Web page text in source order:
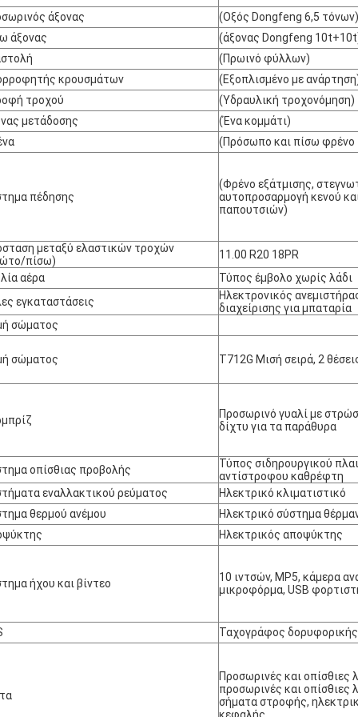
άξονας
(Οξός Dongfeng 6,5 τόνων)
άξονας
(άξονας Dongfeng
(Πρωινό φύλλων)
κρουσμάτων
(Εξοπλισμένο με
τροχού
(Υδραυλική τροχονόμηση)
μετάδοσης
(Ένα κομμάτι)
(Πρόσωπο και πίσω φρένο
πέδησης
(Φρένο εξάτμισης,
αυτοπροσαρμογή κενού
παπουτσιών)
μεταξύ ελαστικών τροχών
πίσω)
11.00 R20 18PR
αέρα
Τύπος έμβολο χωρίς λάδι
εγκαταστάσεις
Ηλεκτρονικός
διαχείρισης για μπαταρία
σώματος
σώματος T712G Μισή σειρά, 2
Προσωρινό γυαλί με
δίχτυ για τα παράθυρα
οπίσθιας προβολής
Τύπος σιδηρουργικού
αντίστροφου καθρέφτη
εναλλακτικού ρεύματος
Ηλεκτρικό κλιματιστικό
θερμού ανέμου
Ηλεκτρικό σύστημα
Ηλεκτρικός αποψύκτης
ήχου και βίντεο
10 ιντσών, MP5, κάμερα
μικροφόρμα, USB
Ταχογράφος
Προσωρινές και οπίσθιες
προσωρινές και οπίσθιες
σήματα στροφής,